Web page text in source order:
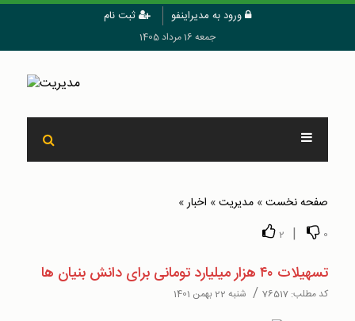
ورود به مدیراینفو ثبت نام
جمعه 16 مرداد 1405
صفحه نخست» مدیریت» اخبار»
0
|
2
تسهیلات ۴۰ هزار میلیارد تومانی برای دانش بنیان ها
کد مطلب: 76517
/ شنبه 22 بهمن 1401